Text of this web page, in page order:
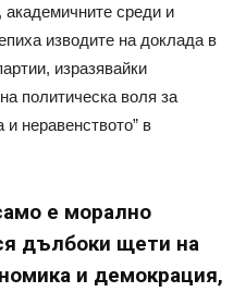
среди и
изводите на доклада в
изразявайки
политическа воля за
неравенството” в
е морално
дълбоки щети на
и демокрация,